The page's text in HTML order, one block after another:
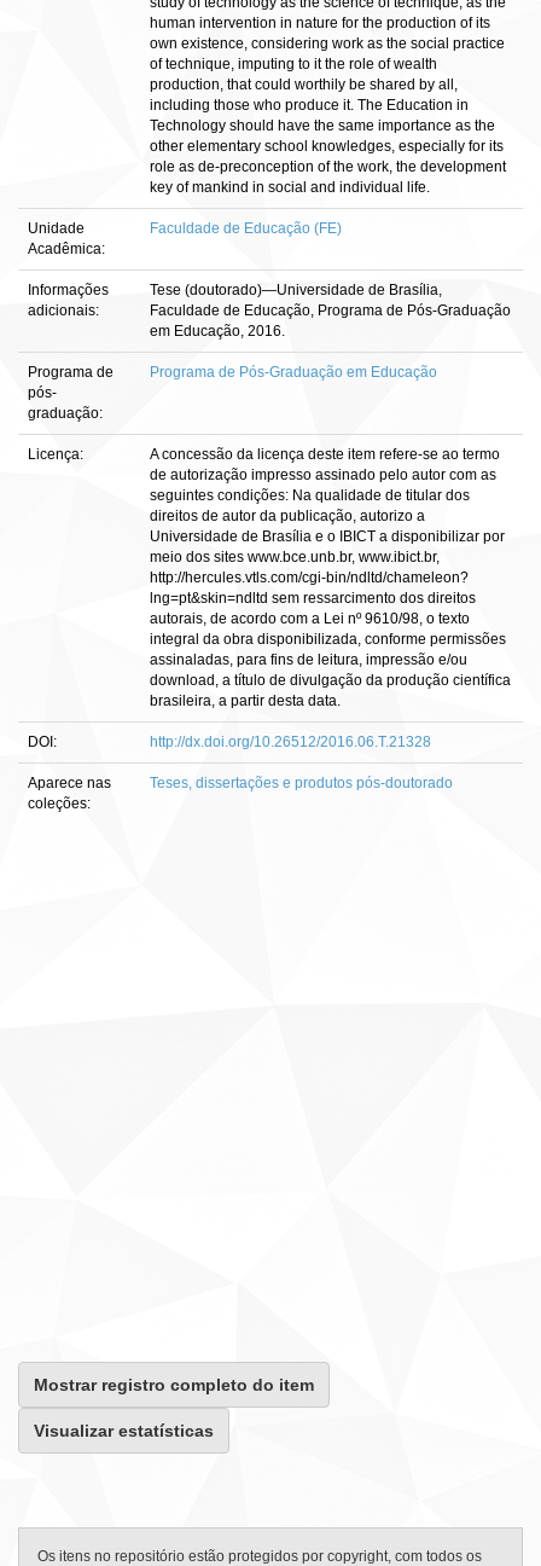
human intervention in nature for the production of its
own existence, considering work as the social practice
of technique, imputing to it the role of wealth
production, that could worthily be shared by all,
including those who produce it. The Education in
Technology should have the same importance as the
other elementary school knowledges, especially for its
role as de-preconception of the work, the development
key of mankind in social and individual life.
Unidade
Acadêmica:
Faculdade de Educação (FE)
Informações
adicionais:
Tese (doutorado)—Universidade de Brasília,
Faculdade de Educação, Programa de Pós-Graduação
em Educação, 2016.
Programa de
pós-
graduação:
Programa de Pós-Graduação em Educação
Licença:
A concessão da licença deste item refere-se ao termo
de autorização impresso assinado pelo autor com as
seguintes condições: Na qualidade de titular dos
direitos de autor da publicação, autorizo a
Universidade de Brasília e o IBICT a disponibilizar por
meio dos sites www.bce.unb.br, www.ibict.br,
http://hercules.vtls.com/cgi-bin/ndltd/chameleon?
lng=pt&skin=ndltd sem ressarcimento dos direitos
autorais, de acordo com a Lei nº 9610/98, o texto
integral da obra disponibilizada, conforme permissões
assinaladas, para fins de leitura, impressão e/ou
download, a título de divulgação da produção científica
brasileira, a partir desta data.
DOI: http://dx.doi.org/10.26512/2016.06.T.21328
Aparece nas
coleções:
Teses, dissertações e produtos pós-doutorado
Mostrar registro completo do item
Visualizar estatísticas
Os itens no repositório estão protegidos por copyright, com todos os